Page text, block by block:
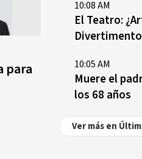
para
10:08 AM
El Teatro:
10:05 AM
Muere el
los 68 años
Ver más en